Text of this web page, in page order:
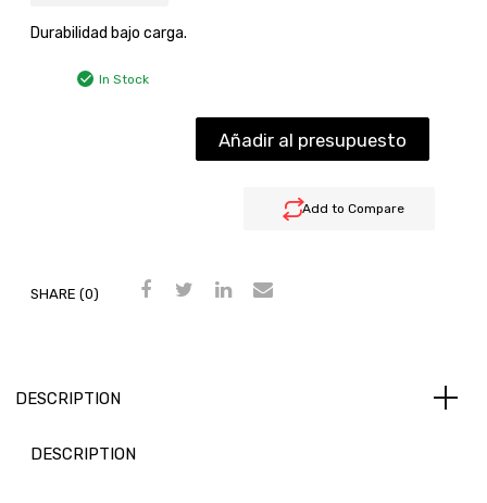
Durabilidad bajo carga.
In Stock
Add to Compare
Añadir al presupuesto
SHARE (0)
DESCRIPTION
DESCRIPTION